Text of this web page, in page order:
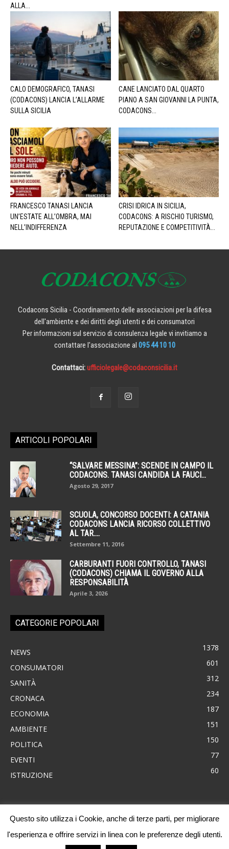
ALLA...
CALO DEMOGRAFICO, TANASI
(CODACONS) LANCIA L’ALLARME
SULLA SICILIA
CANE LANCIATO DAL QUARTO
PIANO A SAN GIOVANNI LA PUNTA,
CODACONS...
FRANCESCO TANASI LANCIA
UN’ESTATE ALL’OMBRA, MAI
NELL’INDIFFERENZA
CRISI IDRICA IN SICILIA,
CODACONS: A RISCHIO TURISMO,
REPUTAZIONE E COMPETITIVITÀ...
Codacons Sicilia - Coordinamento delle associazioni per la difesa
dell'ambiente e dei diritti degli utenti e dei consumatori
Per informazioni sul servizio di consulenza legale vi invitiamo a
contattare l'associazione al 095 44 10 10
Contattaci:ufficiolegale@codaconsicilia.it
ARTICOLI POPOLARI
“SALVARE MESSINA”: SCENDE IN CAMPO IL
CODACONS. TANASI CANDIDA LA FAUCI...
Agosto 29, 2017
SCUOLA, CONCORSO DOCENTI: A CATANIA
CODACONS LANCIA RICORSO COLLETTIVO
AL TAR....
Settembre 11, 2016
CARBURANTI FUORI CONTROLLO, TANASI
(CODACONS) CHIAMA IL GOVERNO ALLA
RESPONSABILITÀ
Aprile 3, 2026
CATEGORIE POPOLARI
NEWS 1378
CONSUMATORI 601
SANITÀ 312
CRONACA 234
ECONOMIA 187
AMBIENTE 151
POLITICA 150
EVENTI 77
ISTRUZIONE 60
News Consumatori Ambiente Cronaca Economia
Eventi
Politica
Sanità Progetti
Questo sito utilizza i Cookie, anche di terze parti, per migliorare
l'esperienza e offrire servizi in linea con le preferenze degli utenti.